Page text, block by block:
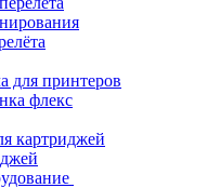
для принтеров
флекс
картриджей